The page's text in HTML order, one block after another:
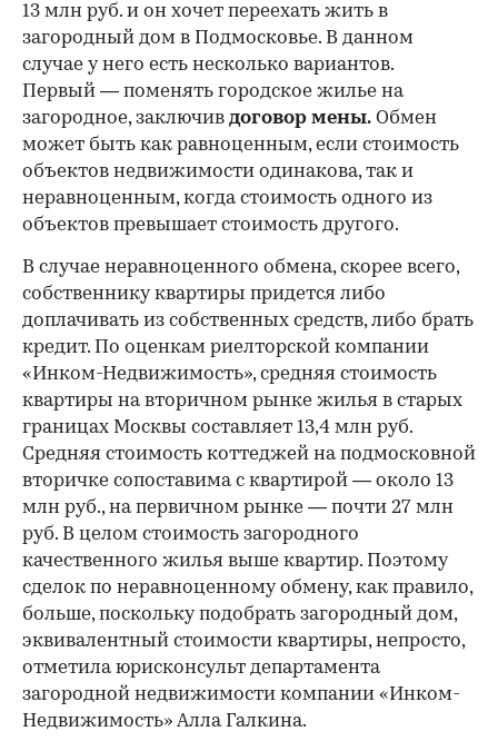
00:00 / 00:00
13 млн руб. и он хочет переехать жить в
загородный дом в Подмосковье. В данном
случае у него есть несколько вариантов.
Первый — поменять городское жилье на
загородное, заключив договор мены. Обмен
может быть как равноценным, если стоимость
объектов недвижимости одинакова, так и
неравноценным, когда стоимость одного из
объектов превышает стоимость другого.
В случае неравноценного обмена, скорее всего,
собственнику квартиры придется либо
доплачивать из собственных средств, либо брать
кредит. По оценкам риелторской компании
«Инком-Недвижимость», средняя стоимость
квартиры на вторичном рынке жилья в старых
границах Москвы составляет 13,4 млн руб.
Средняя стоимость коттеджей на подмосковной
вторичке сопоставима с квартирой — около 13
млн руб., на первичном рынке — почти 27 млн
руб. В целом стоимость загородного
качественного жилья выше квартир. Поэтому
сделок по неравноценному обмену, как правило,
больше, поскольку подобрать загородный дом,
эквивалентный стоимости квартиры, непросто,
отметила юрисконсульт департамента
загородной недвижимости компании «Инком-
Недвижимость» Алла Галкина.